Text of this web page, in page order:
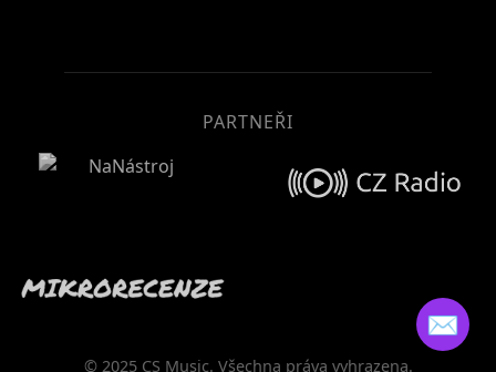
PARTNEŘI
© 2025 CS Music. Všechna práva vyhrazena.
✉️